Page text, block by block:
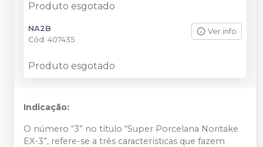
Produto esgotado
NA2B
Cód. 407435
Ver info
Produto esgotado
Indicação:
O número “3” no título “Super Porcelana Noritake
EX-3”, refere-se a três características que fazem